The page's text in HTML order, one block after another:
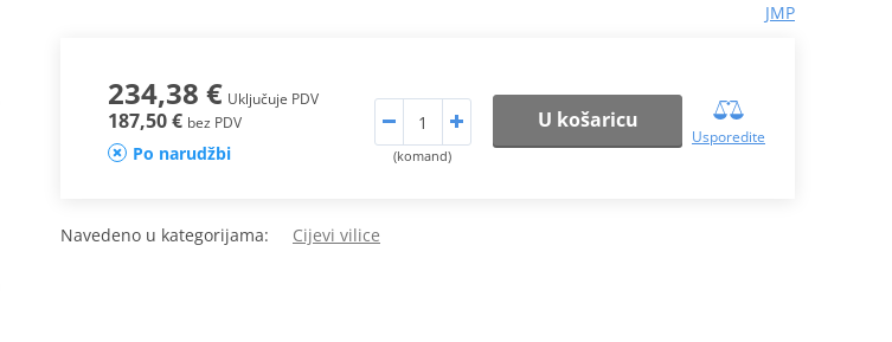
JMP
234,38 € Uključuje PDV
187,50 € bez PDV
Po narudžbi (komand)
U košaricu
Usporedite
Navedeno u kategorijama: Cijevi vilice